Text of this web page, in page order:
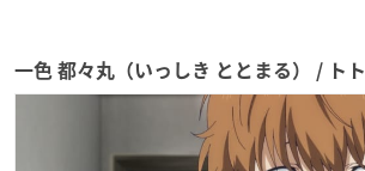
一色 都々丸（いっしき ととまる） / トト